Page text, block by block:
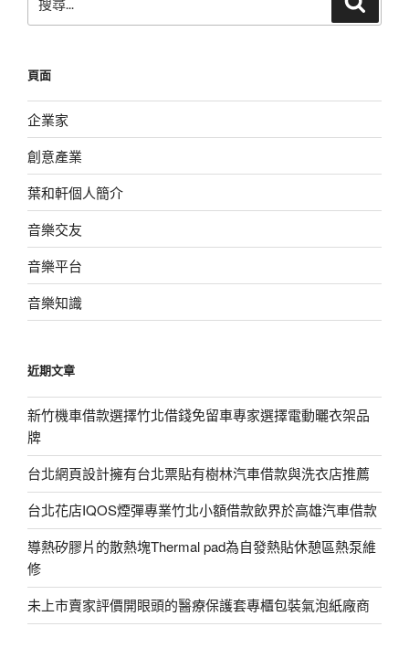
尋
字:
頁面
企業家
創意產業
葉和軒個人簡介
音樂交友
音樂平台
音樂知識
近期文章
新竹機車借款選擇竹北借錢免留車專家選擇電動曬衣架品
牌
台北網頁設計擁有台北票貼有樹林汽車借款與洗衣店推薦
台北花店IQOS煙彈專業竹北小額借款飲界於高雄汽車借款
導熱矽膠片的散熱塊Thermal pad為自發熱貼休憩區熱泵維
修
未上市賣家評價開眼頭的醫療保護套專櫃包裝氣泡紙廠商